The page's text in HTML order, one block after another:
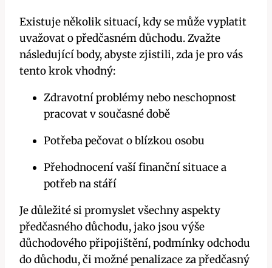
Existuje několik situací, kdy se může vyplatit
uvažovat o předčasném důchodu. Zvažte
následující body, abyste zjistili, zda je pro vás
tento krok vhodný:
Zdravotní problémy nebo neschopnost
pracovat v současné době
Potřeba pečovat o blízkou osobu
Přehodnocení vaší finanční situace a
potřeb na stáří
Je důležité si promyslet všechny aspekty
předčasného důchodu, jako jsou výše
důchodového připojištění, podmínky odchodu
do důchodu, či možné penalizace za předčasný